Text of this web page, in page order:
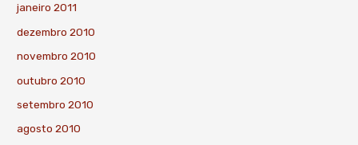
janeiro 2011
dezembro 2010
novembro 2010
outubro 2010
setembro 2010
agosto 2010